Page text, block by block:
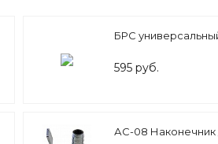
БРС
595 руб.
АС-08 Наконечник